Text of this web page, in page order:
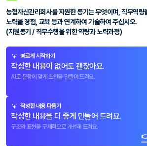
농협자산관리회사를 지원한 동기는 무엇이며, 직무역량
노력을 경험, 교육 등과 연계하여 기술하여 주십시오.
(지원동기 / 직무수행을 위한 역량과 노력과정)
빠르게 시작하기
작성한 내용이 없어도 괜찮아요.
AI로 문항에 맞게 초안을 만들어 드려요.
작성한 내용 다듬기
작성한 내용을 더 좋게 만들어 드려요.
구조와 표현을 구체적으로 개선해 드려요.